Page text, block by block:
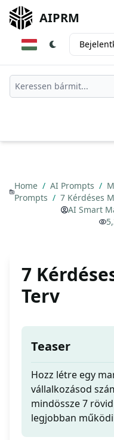
AIPRM
Home / AI Prompts /
Prompts / 7 Kérdéses
AI Smart
7
Terv
Teaser
Hozz létre egy
vállalkozásod
mindössze 7
legjobban